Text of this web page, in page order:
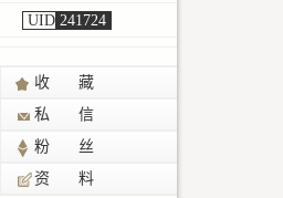
UID 241724
收 藏
私 信
粉 丝
资 料